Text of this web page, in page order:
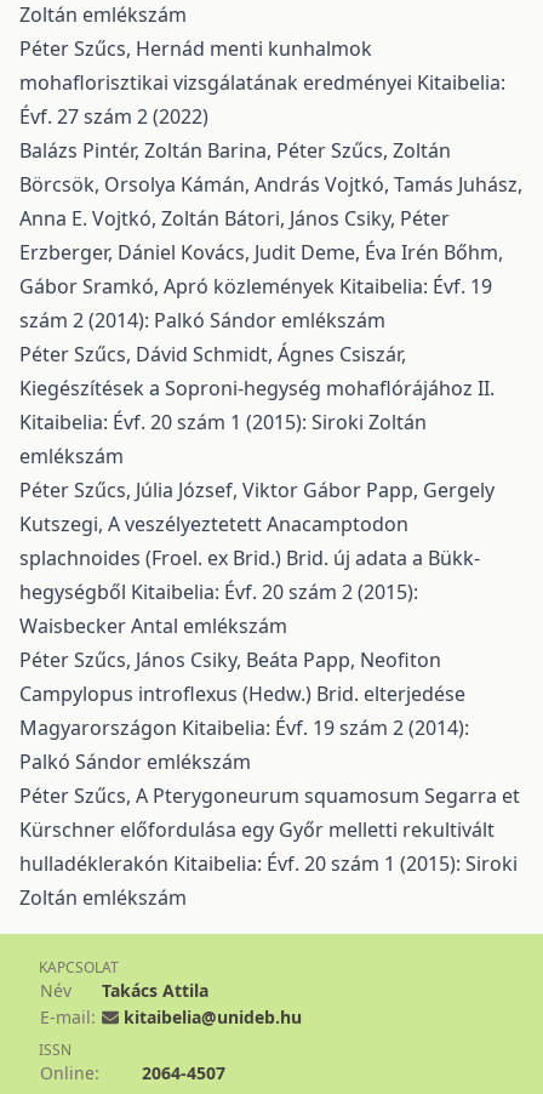
Zoltán emlékszám
Péter Szűcs, Hernád menti kunhalmok
mohaflorisztikai vizsgálatának eredményei Kitaibelia:
Évf. 27 szám 2 (2022)
Balázs Pintér, Zoltán Barina, Péter Szűcs, Zoltán
Börcsök, Orsolya Kámán, András Vojtkó, Tamás Juhász,
Anna E. Vojtkó, Zoltán Bátori, János Csiky, Péter
Erzberger, Dániel Kovács, Judit Deme, Éva Irén Bőhm,
Gábor Sramkó, Apró közlemények Kitaibelia: Évf. 19
szám 2 (2014): Palkó Sándor emlékszám
Péter Szűcs, Dávid Schmidt, Ágnes Csiszár,
Kiegészítések a Soproni-hegység mohaflórájához II.
Kitaibelia: Évf. 20 szám 1 (2015): Siroki Zoltán
emlékszám
Péter Szűcs, Júlia József, Viktor Gábor Papp, Gergely
Kutszegi, A veszélyeztetett Anacamptodon
splachnoides (Froel. ex Brid.) Brid. új adata a Bükk-
hegységből Kitaibelia: Évf. 20 szám 2 (2015):
Waisbecker Antal emlékszám
Péter Szűcs, János Csiky, Beáta Papp, Neofiton
Campylopus introflexus (Hedw.) Brid. elterjedése
Magyarországon Kitaibelia: Évf. 19 szám 2 (2014):
Palkó Sándor emlékszám
Péter Szűcs, A Pterygoneurum squamosum Segarra et
Kürschner előfordulása egy Győr melletti rekultivált
hulladéklerakón Kitaibelia: Évf. 20 szám 1 (2015): Siroki
Zoltán emlékszám
KAPCSOLAT
Név
Takács Attila
E-mail:
kitaibelia@unideb.hu
ISSN
Online:
2064-4507